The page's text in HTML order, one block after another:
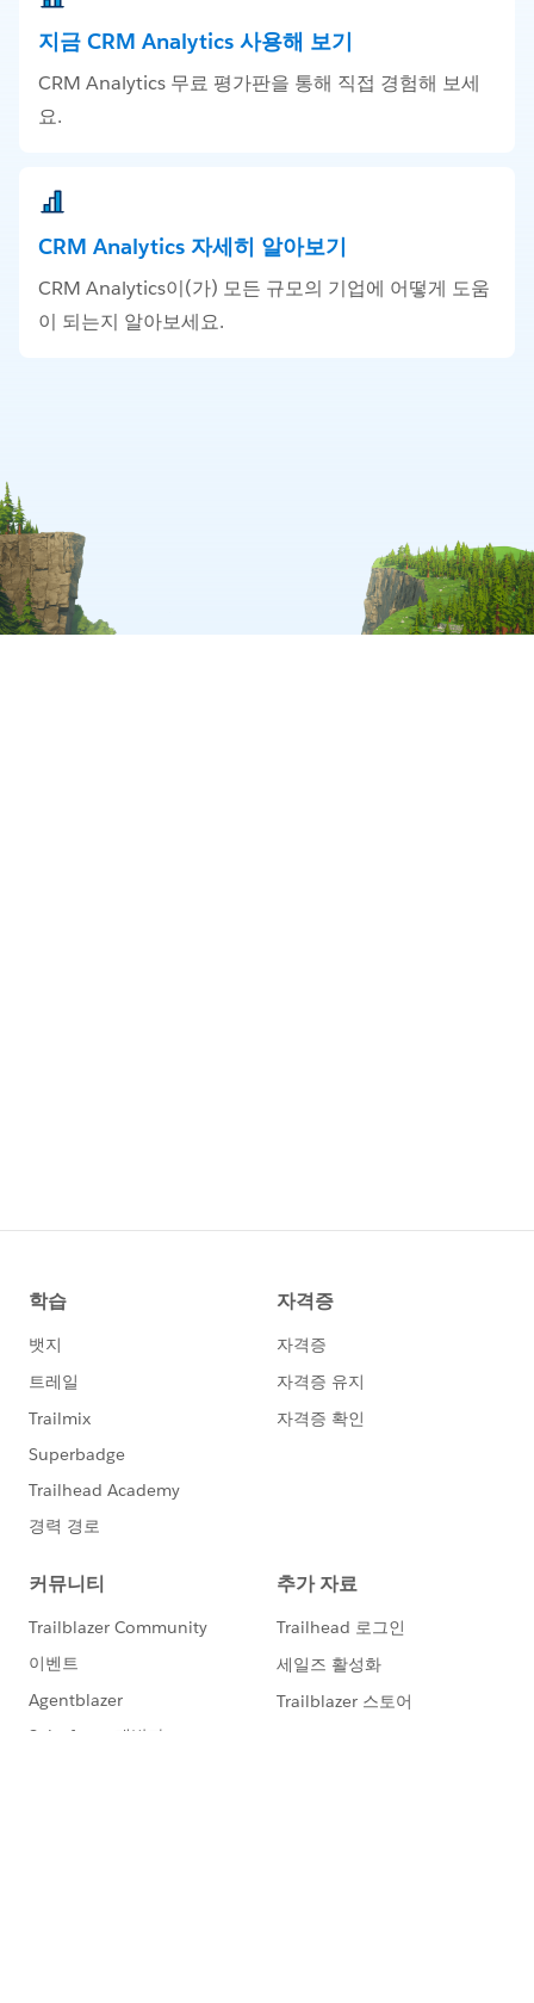
지금 CRM Analytics 사용해 보기
CRM Analytics 무료 평가판을 통해 직접 경험해 보세
요.
CRM Analytics 자세히 알아보기
CRM Analytics이(가) 모든 규모의 기업에 어떻게 도움
이 되는지 알아보세요.